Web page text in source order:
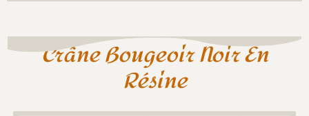
Crâne Bougeoir Noir En
Résine